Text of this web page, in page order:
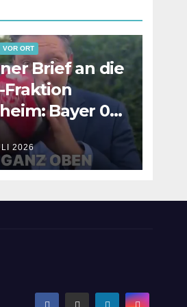
VOR ORT
Brief an die
Fraktion
Bayer 04
–
für
2026